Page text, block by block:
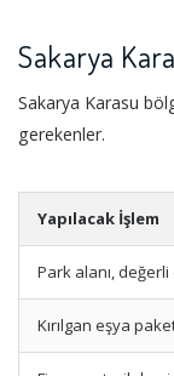
Sakarya
Sakarya Karasu
gerekenler.
Yapılacak İşlem
Park alanı, değerli
Kırılgan eşya